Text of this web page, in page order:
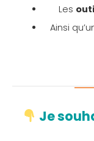
Les
Ainsi
Je